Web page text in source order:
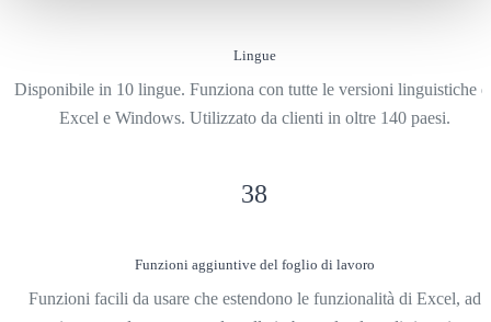
Lingue
Disponibile in 10 lingue. Funziona con tutte le versioni linguistiche
Excel e Windows. Utilizzato da clienti in oltre 140 paesi.
38
Funzioni aggiuntive del foglio di lavoro
Funzioni facili da usare che estendono le funzionalità di Excel, ad